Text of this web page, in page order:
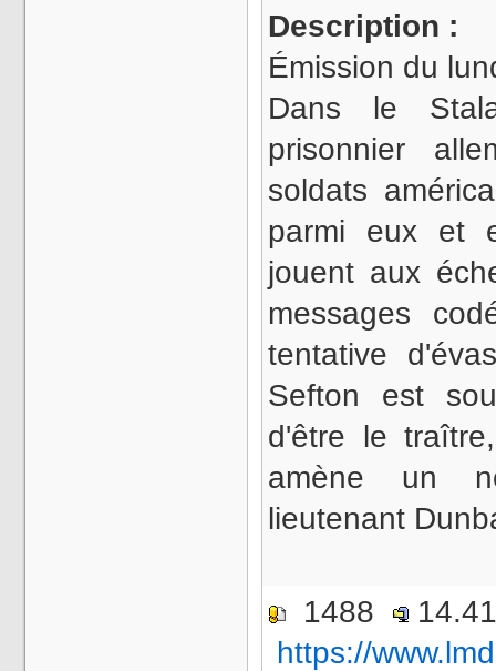
Description :
Émission du
Dans le
prisonnier
soldats
parmi eux et
jouent aux
messages
tentative
Sefton est
d'être le
amène un
lieutenant
1488
https://